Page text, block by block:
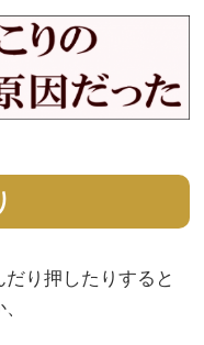
り押したりすると